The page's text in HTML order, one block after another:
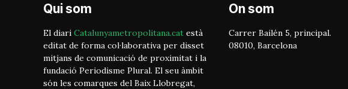
Qui som
El diari Catalunyametropolitana.cat està
editat de forma col·laborativa per disset
mitjans de comunicació de proximitat i la
fundació Periodisme Plural. El seu àmbit
són les comarques del Baix Llobregat,
On som
Carrer Bailén 5, principal.
08010, Barcelona